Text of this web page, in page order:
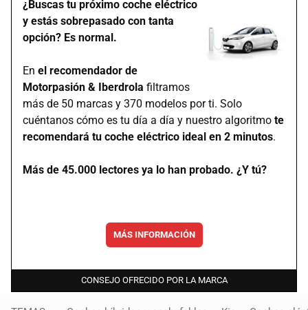
¿Buscas tu próximo coche eléctrico
y estás sobrepasado con tanta
opción? Es normal.
En el recomendador de
Motorpasión & Iberdrola filtramos
más de 50 marcas y 370 modelos por ti. Solo
cuéntanos cómo es tu día a día y nuestro algoritmo te
recomendará tu coche eléctrico ideal en 2 minutos.
Más de 45.000 lectores ya lo han probado. ¿Y tú?
MÁS INFORMACIÓN
CONSEJO OFRECIDO POR LA MARCA